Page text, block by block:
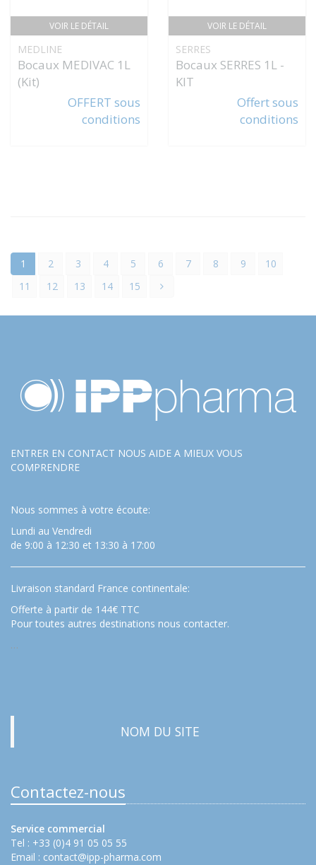
VOIR LE DÉTAIL
MEDLINE
Bocaux MEDIVAC 1L
(Kit)
OFFERT sous
conditions
VOIR LE DÉTAIL
SERRES
Bocaux SERRES 1L -
KIT
Offert sous
conditions
1 2 3 4 5 6 7 8 9
10
11
12 13 14 15
ENTRER EN CONTACT NOUS AIDE A MIEUX VOUS
COMPRENDRE
Nous sommes à votre écoute:
Lundi au Vendredi
de 9:00 à 12:30 et 13:30 à 17:00
Livraison standard France continentale:
Offerte à partir de 144€ TTC
Pour toutes autres destinations nous contacter.
…
NOM DU SITE
Contactez-nous
Service commercial
Tel : +33 (0)4 91 05 05 55
Email : contact@ipp-pharma.com